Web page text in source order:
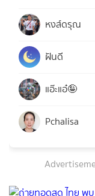
หงส์ดรุณ
ฝันดี
แอ๊ะแอ๋🤪
Pchalisa